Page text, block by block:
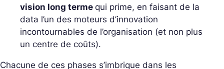
vision long terme qui prime, en faisant de la
data l’un des moteurs d’innovation
incontournables de l’organisation (et non plus
un centre de coûts).
Chacune de ces phases s’imbrique dans les